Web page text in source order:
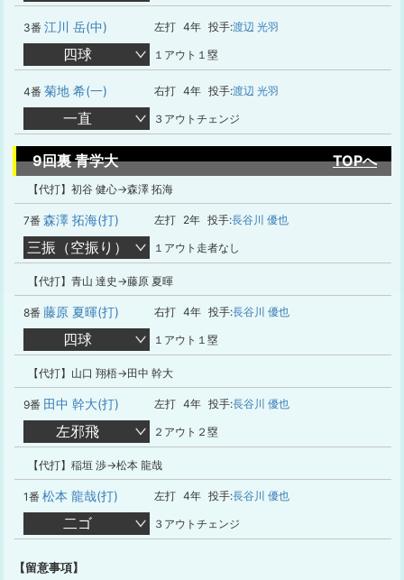
3番 江川 岳(中) 左打 4年 投手:渡辺 光羽
四球 １アウト１塁
4番 菊地 希(一) 右打 4年 投手:渡辺 光羽
一直 ３アウトチェンジ
9回裏 青学大 TOPへ
【代打】初谷 健心→森澤 拓海
7番 森澤 拓海(打) 左打 2年 投手:長谷川 優也
三振（空振り） １アウト走者なし
【代打】青山 達史→藤原 夏暉
8番 藤原 夏暉(打) 右打 4年 投手:長谷川 優也
四球 １アウト１塁
【代打】山口 翔梧→田中 幹大
9番 田中 幹大(打) 左打 4年 投手:長谷川 優也
左邪飛 ２アウト２塁
【代打】稲垣 渉→松本 龍哉
1番 松本 龍哉(打) 左打 4年 投手:長谷川 優也
二ゴ ３アウトチェンジ
【留意事項】